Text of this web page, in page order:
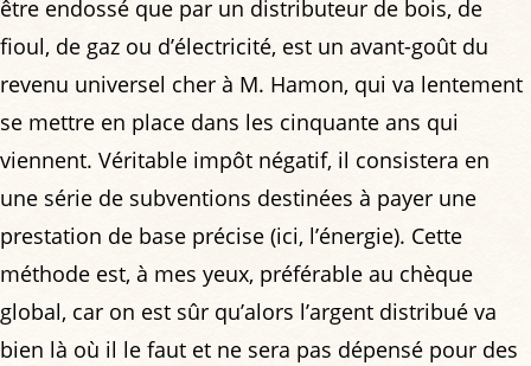
être endossé que par un distributeur de bois, de
fioul, de gaz ou d’électricité, est un avant-goût du
revenu universel cher à M. Hamon, qui va lentement
se mettre en place dans les cinquante ans qui
viennent. Véritable impôt négatif, il consistera en
une série de subventions destinées à payer une
prestation de base précise (ici, l’énergie). Cette
méthode est, à mes yeux, préférable au chèque
global, car on est sûr qu’alors l’argent distribué va
bien là où il le faut et ne sera pas dépensé pour des